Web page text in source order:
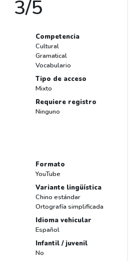
3/5
Competencia
Cultural
Gramatical
Vocabulario
Tipo de acceso
Mixto
Requiere registro
Ninguno
Formato
YouTube
Variante lingüística
Chino estándar
Ortografía simplificada
Idioma vehicular
Español
Infantil / juvenil
No